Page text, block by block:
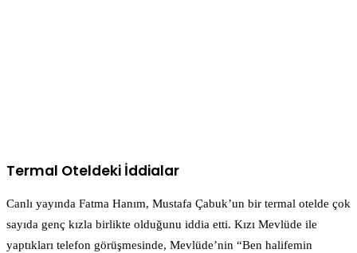
Termal Oteldeki İddialar
Canlı yayında Fatma Hanım, Mustafa Çabuk’un bir termal otelde çok
sayıda genç kızla birlikte olduğunu iddia etti. Kızı Mevlüde ile
yaptıkları telefon görüşmesinde, Mevlüde’nin “Ben halifemin